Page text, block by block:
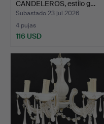
CANDELEROS, estilo g…
Subastado 23 jul 2026
4 pujas
116 USD